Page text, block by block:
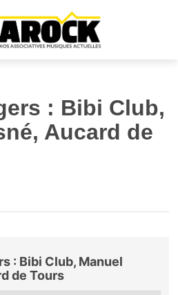
principal
: Bibi Club,
Aucard de
: Bibi Club, Manuel
de Tours